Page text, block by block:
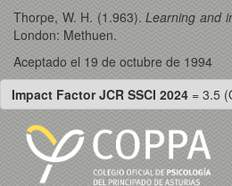
Thorpe, W. H. (1.963). Learning and
London: Methuen.
Aceptado el 19 de octubre de 1994
Impact Factor JCR SSCI 2024 = 3.5